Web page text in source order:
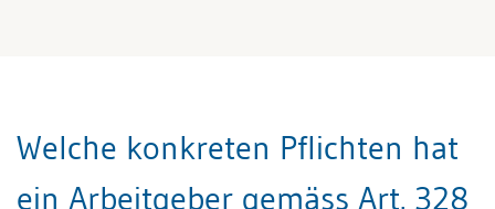
Welche konkreten Pflichten hat
ein Arbeitgeber gemäss Art. 328